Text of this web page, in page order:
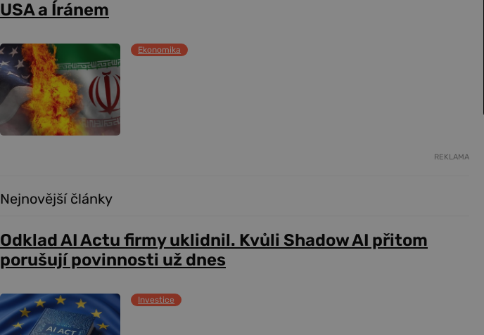
USA a Íránem
Ekonomika
REKLAMA
Nejnovější články
Odklad AI Actu firmy uklidnil. Kvůli Shadow AI přitom
porušují povinnosti už dnes
Investice